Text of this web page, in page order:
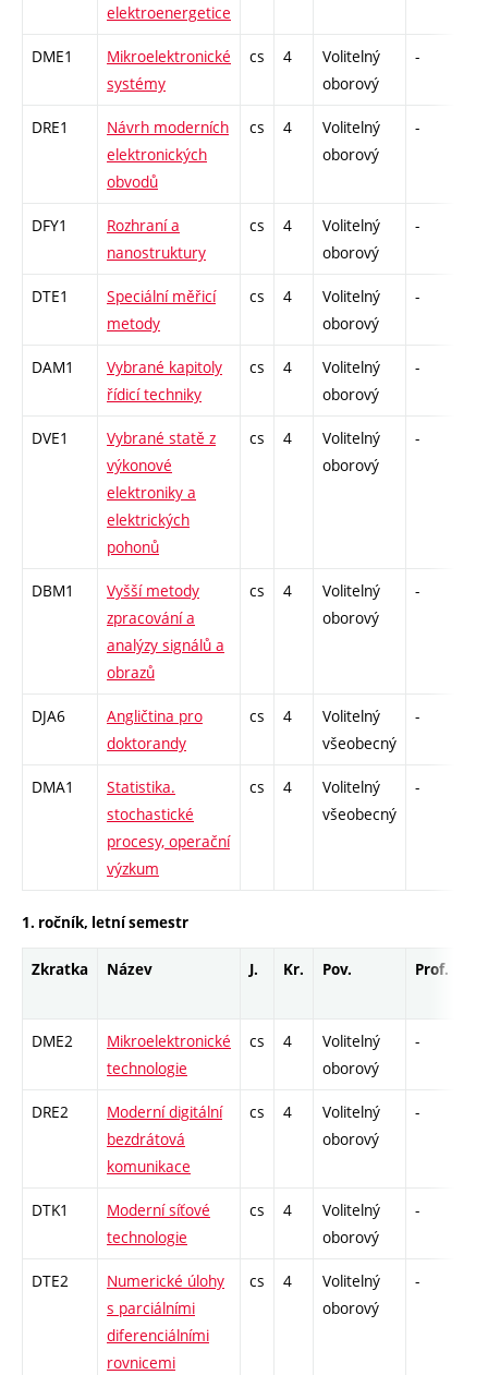
elektroenergetice
DME1
Mikroelektronické
systémy
cs 4
Volitelný
oborový
-
DRE1
Návrh moderních
elektronických
obvodů
cs 4
Volitelný
oborový
-
DFY1
Rozhraní a
nanostruktury
cs 4
Volitelný
oborový
-
DTE1
Speciální měřicí
metody
cs 4
Volitelný
oborový
-
DAM1
Vybrané kapitoly
řídicí techniky
cs 4
Volitelný
oborový
-
DVE1
Vybrané statě z
výkonové
elektroniky a
elektrických
pohonů
cs 4
Volitelný
oborový
-
DBM1
Vyšší metody
zpracování a
analýzy signálů a
obrazů
cs 4
Volitelný
oborový
-
DJA6
Angličtina pro
doktorandy
cs 4
Volitelný
všeobecný
-
DMA1
Statistika.
stochastické
procesy, operační
výzkum
cs 4
Volitelný
všeobecný
-
1. ročník, letní semestr
Zkratka Název J. Kr. Pov. Prof.
DME2
Mikroelektronické
technologie
cs 4
Volitelný
oborový
-
DRE2
Moderní digitální
bezdrátová
komunikace
cs 4
Volitelný
oborový
-
DTK1
Moderní síťové
technologie
cs 4
Volitelný
oborový
-
DTE2
Numerické úlohy
s parciálními
diferenciálními
rovnicemi
cs 4
Volitelný
oborový
-